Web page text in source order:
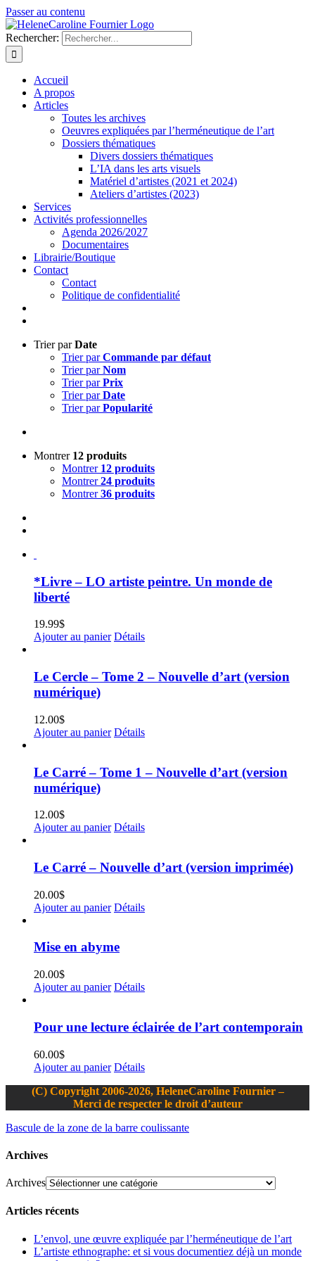
Passer au contenu
Rechercher:
Accueil
A propos
Articles
Toutes les archives
Oeuvres expliquées par l’herméneutique de l’art
Dossiers thématiques
Divers dossiers thématiques
L’IA dans les arts visuels
Matériel d’artistes (2021 et 2024)
Ateliers d’artistes (2023)
Services
Activités professionnelles
Agenda 2026/2027
Documentaires
Librairie/Boutique
Contact
Contact
Politique de confidentialité
Trier parDate
Trier parCommande par défaut
Trier parNom
Trier parPrix
Trier parDate
Trier parPopularité
Montrer 12 produits
Montrer 12 produits
Montrer24 produits
Montrer36 produits
*Livre – LO artiste peintre. Un monde de
liberté
19.99$
Ajouter au panier Détails
Le Cercle – Tome 2 – Nouvelle d’art (version
numérique)
12.00$
Ajouter au panier Détails
Le Carré – Tome 1 – Nouvelle d’art (version
numérique)
12.00$
Ajouter au panier Détails
Le Carré – Nouvelle d’art (version imprimée)
20.00$
Ajouter au panier Détails
Mise en abyme
20.00$
Ajouter au panier Détails
Pour une lecture éclairée de l’art contemporain
60.00$
Ajouter au panier Détails
(C) Copyright 2006-2026, HeleneCaroline Fournier –
Merci de respecter le droit d’auteur
Bascule de la zone de la barre coulissante
Archives
Archives
Articles récents
L’envol, une œuvre expliquée par l’herméneutique de l’art
L’artiste ethnographe: et si vous documentiez déjà un monde